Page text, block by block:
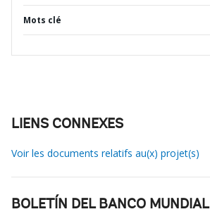
Mots clé
LIENS CONNEXES
Voir les documents relatifs au(x) projet(s)
BOLETÍN DEL BANCO MUNDIAL